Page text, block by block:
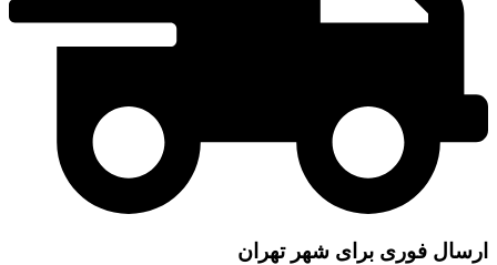
ارسال فوری برای شهر تهران